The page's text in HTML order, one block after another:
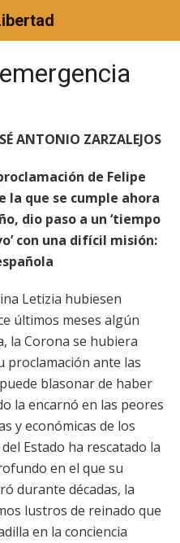
ANTONIO ZARZALEJOS
de Felipe
la que se cumple ahora
dio paso a un ‘tiempo
con una difícil misión:
Letizia hubiesen
últimos meses algún
la Corona se hubiera
proclamación ante las
blasonar de haber
la encarnó en las peores
y económicas de los
Estado ha rescatado la
en el que su
durante décadas, la
lustros de reinado que
en la conciencia